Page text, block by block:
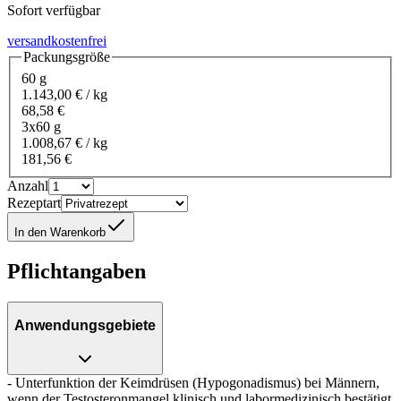
Sofort verfügbar
versandkostenfrei
Packungsgröße
60 g
1.143,00 € / kg
68,58 €
3x60 g
1.008,67 € / kg
181,56 €
Anzahl
Rezeptart
In den Warenkorb
Pflichtangaben
Anwendungsgebiete
- Unterfunktion der Keimdrüsen (Hypogonadismus) bei Männern,